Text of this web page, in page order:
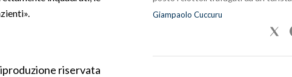
riservata
Giampaolo Cuccuru